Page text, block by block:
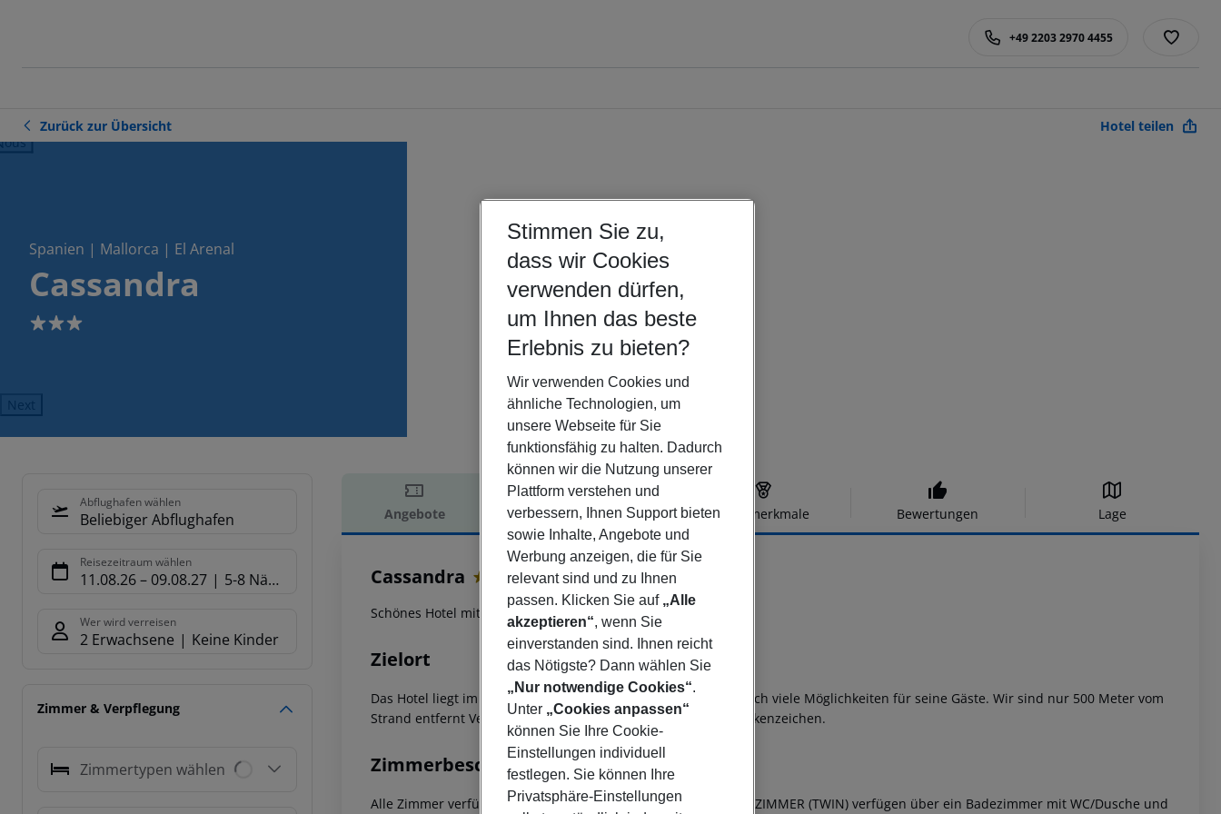
+49 2203 2970 4455
Zurück zur Übersicht Hotel teilen
Spanien | Mallorca | El Arenal
Cassandra
3
Next
Abflughafen wählen
Beliebiger Abflughafen
Reisezeitraum wählen
11.08.26– 09.08.27 5-8 Nächte
Wer wird verreisen
2 Erwachsene Keine Kinder
Zimmer & Verpflegung
Zimmertypen wählen
Angebote Hotelbeschreibung Hotelmerkmale Bewertungen Lage
Hotelbeschreibung
Cassandra
Schönes Hotel mit Pool in El Arenal.
Zielort
Das Hotel liegt im Epizentrum von El Arenal und bietet unendlich viele Möglichkeiten für seine Gäste. Wir sind nur 500 Meter vom
Strand entfernt Vertrautheit und Behandlung sind unsere Markenzeichen.
Zimmerbeschreibung
Alle Zimmer verfügen über WLAN. (gegen Gebühr).Die DOPPELZIMMER (TWIN) verfügen über ein Badezimmer mit WC/Dusche und
Stimmen Sie zu,
dass wir Cookies
verwenden dürfen,
um Ihnen das beste
Erlebnis zu bieten?
Wir verwenden Cookies und
ähnliche Technologien, um
unsere Webseite für Sie
funktionsfähig zu halten. Dadurch
können wir die Nutzung unserer
Plattform verstehen und
verbessern, Ihnen Support bieten
sowie Inhalte, Angebote und
Werbung anzeigen, die für Sie
relevant sind und zu Ihnen
passen. Klicken Sie auf „Alle
akzeptieren“, wenn Sie
einverstanden sind. Ihnen reicht
das Nötigste? Dann wählen Sie
„Nur notwendige Cookies“.
Unter „Cookies anpassen“
können Sie Ihre Cookie-
Einstellungen individuell
festlegen. Sie können Ihre
Privatsphäre-Einstellungen